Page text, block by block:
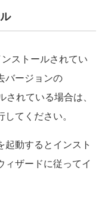
ストールされてい
バージョンの
れている場合は、
てください。
動するとインスト
ィザードに従ってイ